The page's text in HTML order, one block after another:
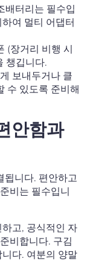
배터리는 필수입
여 멀티 어댑터
(장거리 비행 시
챙깁니다.
보내두거나 클
수 있도록 준비해
안함과
됩니다. 편안하고
준비는 필수입니
고, 공식적인 자
비합니다. 구김
다. 여분의 양말